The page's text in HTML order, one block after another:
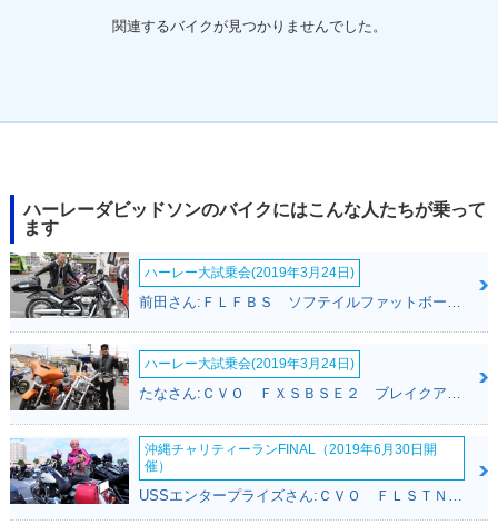
関連するバイクが見つかりませんでした。
ハーレーダビッドソンのバイクにはこんな人たちが乗って
ます
ハーレー大試乗会(2019年3月24日)
ハーレー大試乗会(2019年3月24日)
たなさん:ＣＶＯ ＦＸＳＢＳＥ２ ブレイクアウト(ハーレーダビッドソン)
沖縄チャリティーランFINAL（2019年6月30日開
催）